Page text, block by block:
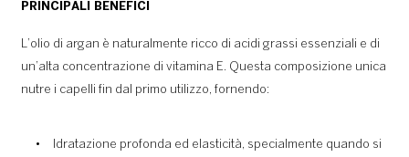
PRINCIPALI BENEFICI
L’olio di argan è naturalmente ricco di acidi grassi essenziali e di
un’alta concentrazione di vitamina E. Questa composizione unica
nutre i capelli fin dal primo utilizzo, fornendo:
Idratazione profonda ed elasticità, specialmente quando si